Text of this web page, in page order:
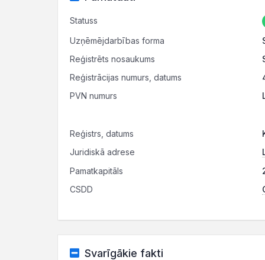
Statuss
Uzņēmējdarbības forma
Reģistrēts nosaukums
Reģistrācijas numurs, datums
PVN numurs
Reģistrs, datums
Juridiskā adrese
Pamatkapitāls
CSDD
Svarīgākie fakti